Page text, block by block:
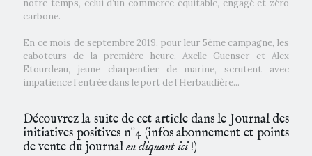
notre temps, celui d’un commerce équitable, engagé et zéro
carbone.
En ce mois de septembre 2019, pour leur 5ème campagne, les
caboteurs de la première heure, Axelle Guenser et Alex
Etourdeau, jeune charpentier de marine, scrutent avec
impatience l’entrée dans le port de l’Herbaudière...
Découvrez la suite de cet article dans le Journal des
initiatives positives n°4 (infos abonnement et points
de vente du journalen cliquant ici!)